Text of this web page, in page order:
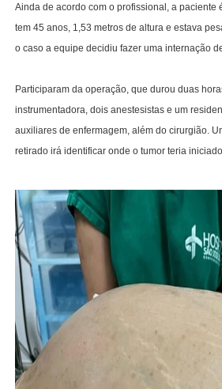
Ainda de acordo com o profissional, a paciente
tem 45 anos, 1,53 metros de altura e estava
o caso a equipe decidiu fazer uma internação
Participaram da operação, que durou duas
instrumentadora, dois anestesistas e um
auxiliares de enfermagem, além do cirurgião.
retirado irá identificar onde o tumor teria iniciado.